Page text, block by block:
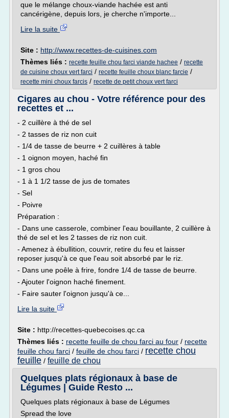
que le mélange choux-viande hachée est anti
cancérigène, depuis lors, je cherche n'importe...
Lire la suite
Site : http://www.recettes-de-cuisines.com
Thèmes liés : recette feuille chou farci viande hachee / recette
de cuisine choux vert farci / recette feuille choux blanc farcie /
recette mini choux farcis / recette de petit choux vert farci
Cigares au chou - Votre référence pour des
recettes et ...
- 2 cuillère à thé de sel
- 2 tasses de riz non cuit
- 1/4 de tasse de beurre + 2 cuillères à table
- 1 oignon moyen, haché fin
- 1 gros chou
- 1 à 1 1/2 tasse de jus de tomates
- Sel
- Poivre
Préparation :
- Dans une casserole, combiner l'eau bouillante, 2 cuillère à
thé de sel et les 2 tasses de riz non cuit.
- Amenez à ébullition, couvrir, retire du feu et laisser
reposer jusqu'à ce que l'eau soit absorbé par le riz.
- Dans une poêle à frire, fondre 1/4 de tasse de beurre.
- Ajouter l'oignon haché finement.
- Faire sauter l'oignon jusqu'à ce...
Lire la suite
Site : http://recettes-quebecoises.qc.ca
Thèmes liés : recette feuille de chou farci au four / recette
feuille chou farci / feuille de chou farci / recette chou
feuille / feuille de chou
Quelques plats régionaux à base de
Légumes | Guide Resto ...
Quelques plats régionaux à base de Légumes
Spread the love